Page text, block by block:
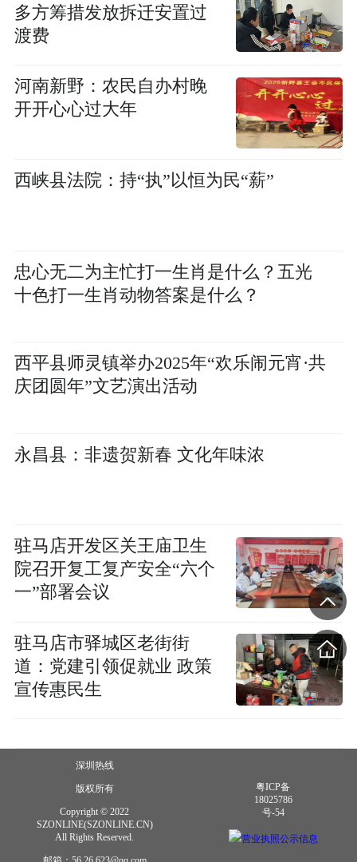
多方筹措发放拆迁安置过
渡费
河南新野：农民自办村晚
开开心心过大年
西峡县法院：持“执”以恒为民“薪”
忠心无二为主忙打一生肖是什么？五光
十色打一生肖动物答案是什么？
西平县师灵镇举办2025年“欢乐闹元宵·共
庆团圆年”文艺演出活动
永昌县：非遗贺新春 文化年味浓
驻马店开发区关王庙卫生
院召开复工复产安全“六个
一”部署会议
驻马店市驿城区老街街
道：党建引领促就业 政策
宣传惠民生
深圳热线
版权所有
Copyright © 2022
SZONLINE(SZONLINE.CN)
All Rights Reserved.
粤ICP备
18025786
号-54
营业执照公示信息